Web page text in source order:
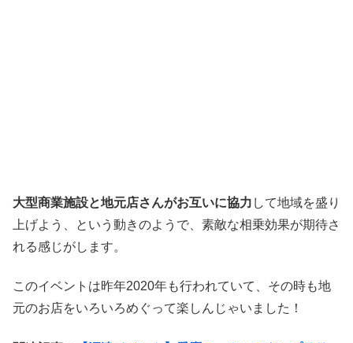
大型商業施設と地元店さんがお互いに協力 して地域を盛り
上げよう、という動きのようで、素敵な相乗効果が期待さ
れる感じがします。
このイベントは昨年2020年も行われていて、その時も地
元のお店をいろいろめぐって楽しんじゃいました！